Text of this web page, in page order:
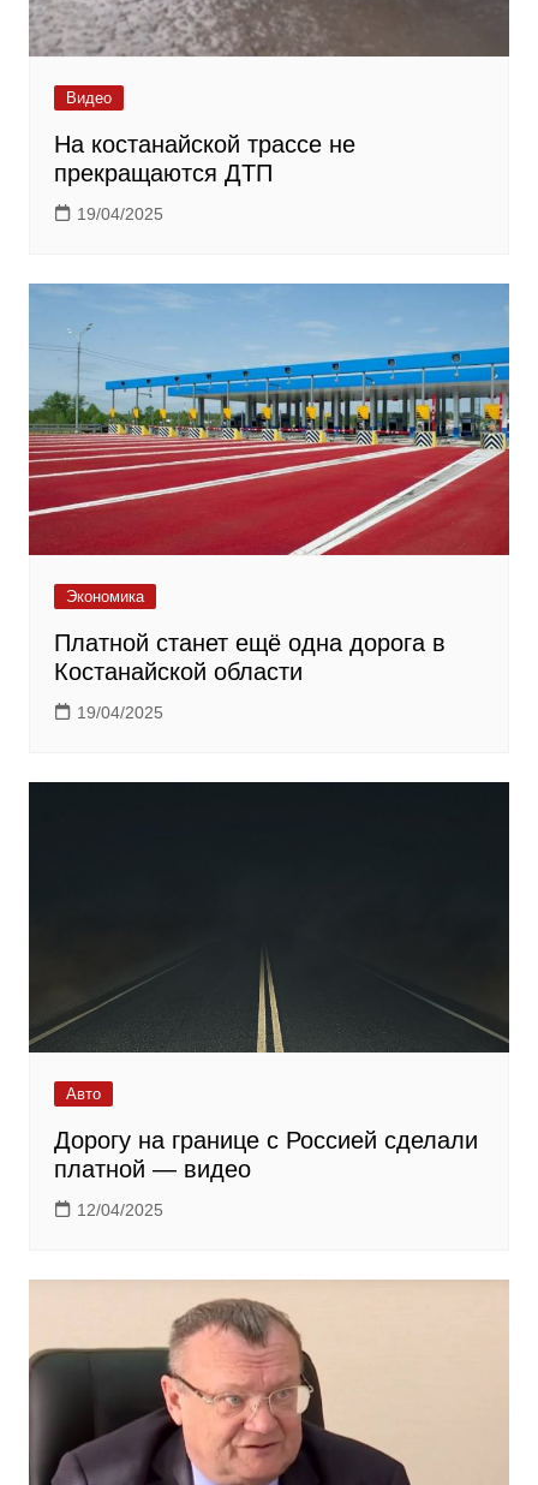
Видео
На костанайской трассе не
прекращаются ДТП
19/04/2025
Экономика
Платной станет ещё одна дорога в
Костанайской области
19/04/2025
Авто
Дорогу на границе с Россией сделали
платной — видео
12/04/2025